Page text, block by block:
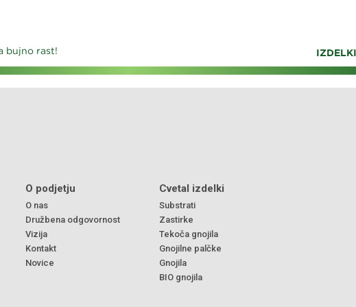
bujno rast! IZDELKI
O podjetju
O nas
Družbena odgovornost
Vizija
Kontakt
Novice
Cvetal izdelki
Substrati
Zastirke
Tekoča gnojila
Gnojilne palčke
Gnojila
BIO gnojila